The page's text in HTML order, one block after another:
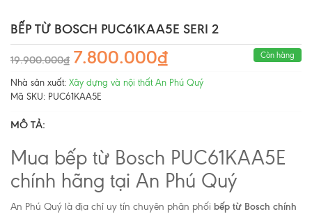
BẾP TỪ BOSCH PUC61KAA5E SERI 2
19.900.000₫ 7.800.000₫ Còn hàng
Nhà sản xuất: Xây dựng và nội thất An Phú Quý
Mã SKU: PUC61KAA5E
MÔ TẢ:
Mua bếp từ Bosch PUC61KAA5E
chính hãng tại An Phú Quý
An Phú Quý là địa chỉ uy tín chuyên phân phối bếp từ Bosch chính